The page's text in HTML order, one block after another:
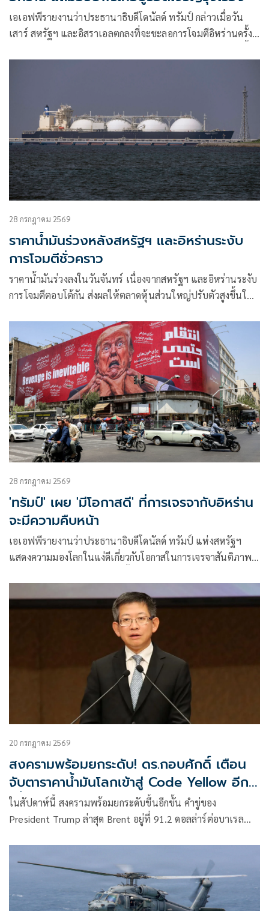
เอเอฟพีรายงานว่าประธานาธิบดีโดนัลด์ ทรัมป์ กล่าวเมื่อวัน
เสาร์ สหรัฐฯ และอิสราเอลตกลงที่จะชะลอการโจมตีอิหร่านครั้ง
28 กรกฎาคม 2569
ราคาน้ำมันร่วงหลังสหรัฐฯ และอิหร่านระงับ
การโจมตีชั่วคราว
ราคาน้ำมันร่วงลงในวันจันทร์ เนื่องจากสหรัฐฯ และอิหร่านระงับ
การโจมตีตอบโต้กัน ส่งผลให้ตลาดหุ้นส่วนใหญ่ปรับตัวสูงขึ้นใน
การตัดสินใจของธนาคารกลางต่างๆ
28 กรกฎาคม 2569
'ทรัมป์' เผย 'มีโอกาสดี' ที่การเจรจากับอิหร่าน
จะมีความคืบหน้า
เอเอฟพีรายงานว่าประธานาธิบดีโดนัลด์ ทรัมป์ แห่งสหรัฐฯ
แสดงความมองโลกในแง่ดีเกี่ยวกับโอกาสในการเจรจาสันติภาพ
20 กรกฎาคม 2569
สงครามพร้อมยกระดับ! ดร.กอบศักดิ์ เตือน
จับตาราคาน้ำมันโลกเข้าสู่ Code Yellow อีก
ครั้ง
ในสัปดาห์นี้ สงครามพร้อมยกระดับขึ้นอีกขั้น คำขู่ของ
President Trump ล่าสุด Brent อยู่ที่ 91.2 ดอลล่าร์ต่อบาเรล